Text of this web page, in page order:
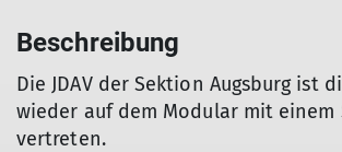
Beschreibung
Die JDAV der Sektion Augsburg ist
wieder auf dem Modular mit einem
vertreten.